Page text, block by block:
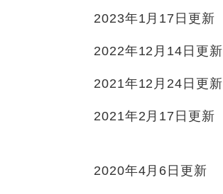
2023年1月17日更新
2022年12月14日更新
2021年12月24日更新
2021年2月17日更新
2020年4月6日更新